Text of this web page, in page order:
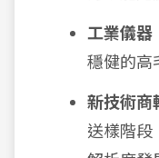
工業儀器
穩健的高
新技術商
送樣階段